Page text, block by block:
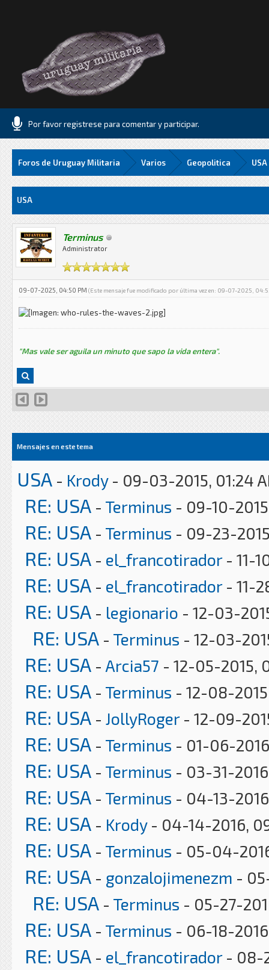
Por favor registrese para comentar y participar.
Foros de Uruguay Militaria Varios Geopolitica USA
USA
Terminus
Administrator
09-07-2025, 04:50 PM (Este mensaje fue modificado por última vez en: 09-07-2025,
"Mas vale ser aguila un minuto que sapo la vida entera".
Mensajes en este tema
USA - Krody- 09-03-2015, 01:24
RE: USA - Terminus - 09-10-
RE: USA - Terminus - 09-23-
RE: USA - el_francotirador- 11-
RE: USA - el_francotirador- 11-
RE: USA - legionario - 12-03-
RE: USA - Terminus - 12-03-
RE: USA - Arcia57 - 12-05-2015,
RE: USA - Terminus - 12-08-
RE: USA - JollyRoger- 12-09-
RE: USA - Terminus - 01-06-
RE: USA - Terminus - 03-31-
RE: USA - Terminus - 04-13-
RE: USA - Krody- 04-14-2016,
RE: USA - Terminus - 05-04-
RE: USA - gonzalojimenezm -
RE: USA - Terminus - 05-27-
RE: USA - Terminus - 06-18-2016,
RE: USA - el_francotirador- 08-